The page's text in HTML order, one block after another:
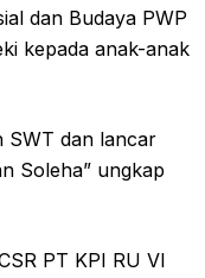
dan Budaya PWP
kepada anak-anak
SWT dan lancar
Soleha” ungkap
PT KPI RU VI